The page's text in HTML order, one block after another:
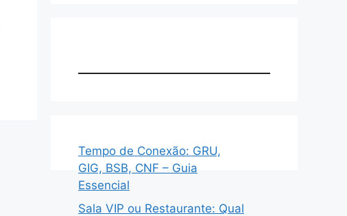
Tempo de Conexão: GRU,
GIG, BSB, CNF – Guia
Essencial
Sala VIP ou Restaurante: Qual